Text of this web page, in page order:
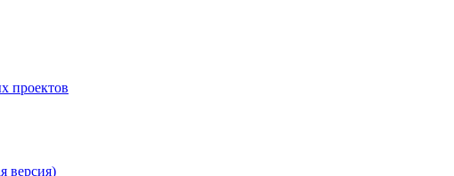
проектов
версия)